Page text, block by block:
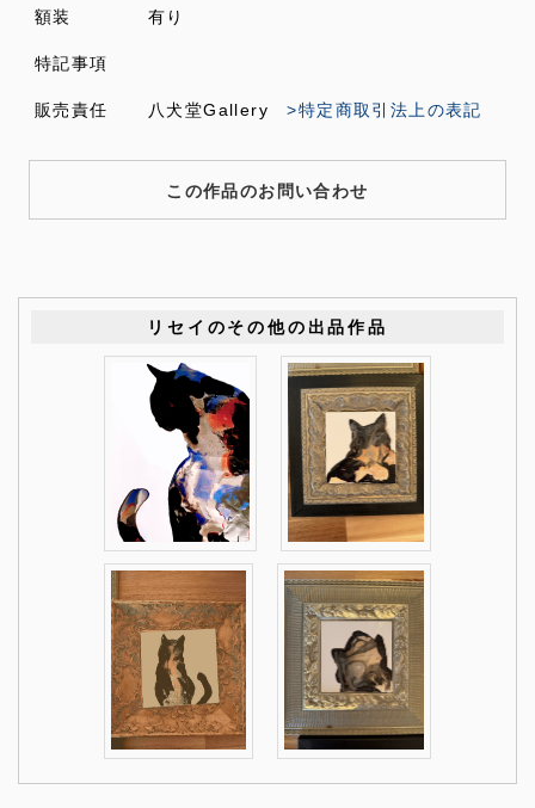
額装 有り
特記事項
販売責任 八犬堂Gallery>特定商取引法上の表記
この作品のお問い合わせ
リセイのその他の出品作品